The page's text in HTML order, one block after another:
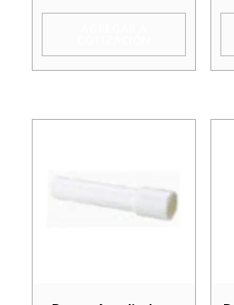
C/Rebalse
Hoffens